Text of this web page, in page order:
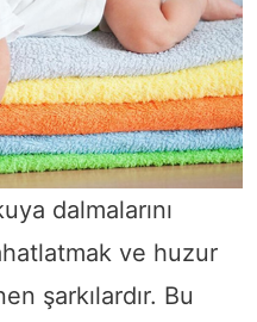
dalmalarını
ve huzur
şarkılardır. Bu